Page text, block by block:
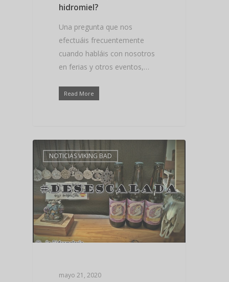
Hit enter to search or ESC to close
hidromiel?
Una pregunta que nos
efectuáis frecuentemente
cuando habláis con nosotros
en ferias y otros eventos,…
Read More
NOTICIAS VIKING BAD
mayo 21, 2020